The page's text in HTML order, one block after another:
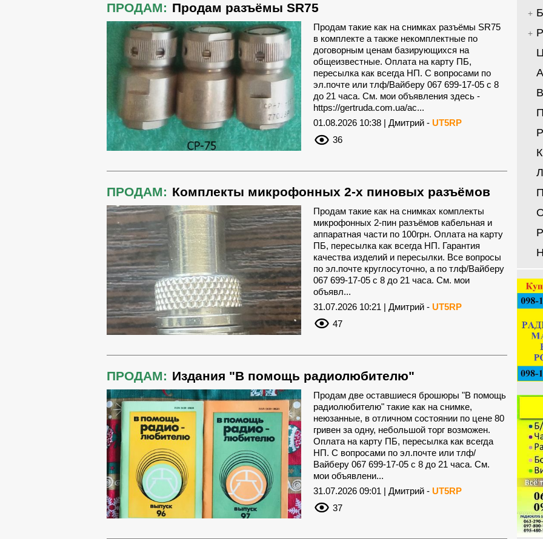
ПРОДАМ: Продам разъёмы SR75
Продам такие как на снимках разъёмы SR75
в комплекте а также некомплектные по
договорным ценам базирующихся на
общеизвестные. Оплата на карту ПБ,
пересылка как всегда НП. С вопросами по
эл.почте или тлф/Вайберу 067 699-17-05 с 8
до 21 часа. См. мои объявления здесь -
https://gertruda.com.ua/ac...
01.08.2026 10:38 | Дмитрий - UT5RP
36
ПРОДАМ: Комплекты микрофонных 2-х пиновых разъёмов
Продам такие как на снимках комплекты
микрофонных 2-пин разъёмов кабельная и
аппаратная части по 100грн. Оплата на карту
ПБ, пересылка как всегда НП. Гарантия
качества изделий и пересылки. Все вопросы
по эл.почте круглосуточно, а по тлф/Вайберу
067 699-17-05 с 8 до 21 часа. См. мои
объявл...
31.07.2026 10:21 | Дмитрий - UT5RP
47
ПРОДАМ: Издания "В помощь радиолюбителю"
Продам две оставшиеся брошюры "В помощь
радиолюбителю" такие как на снимке,
неюзанные, в отличном состоянии по цене 80
гривен за одну, небольшой торг возможен.
Оплата на карту ПБ, пересылка как всегда
НП. С вопросами по эл.почте или тлф/
Вайберу 067 699-17-05 с 8 до 21 часа. См.
мои объявлени...
31.07.2026 09:01 | Дмитрий - UT5RP
37